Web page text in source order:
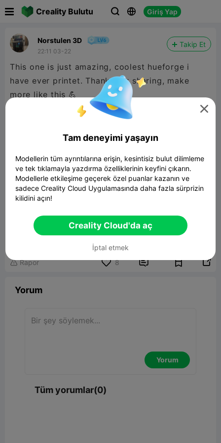
Creality Bulutu   Giriş Yap
Norstulen 3D
22:11 03-22
Takip Et
This one is just amazing, coolest hueforge i
have ever printet. Thanks for sharing, make
more like this 💪
Hueforge- Gandalf the grey
98.13MB İlgili 3D Model
 Rapor 8  
Yorum
Yorum
Tüm yorumlar(0)

Tam deneyimi yaşayın
Modellerin tüm ayrıntılarına erişin, kesintisiz bulut dilimleme
ve tek tıklamayla yazdırma özelliklerinin keyfini çıkarın.
Modellerle etkileşime geçerek özel puanlar kazanın ve
sadece Creality Cloud Uygulamasında daha fazla sürprizin
kilidini açın!
Creality Cloud'da aç
İptal etmek